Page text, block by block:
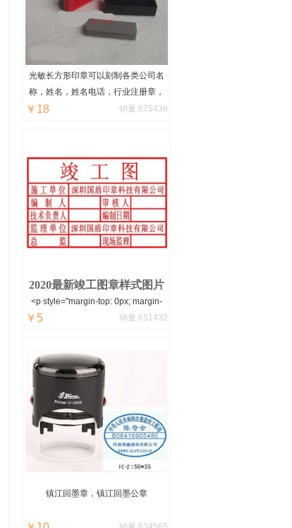
光敏长方形印章可以刻制各类公司名
称，姓名，姓名电话，行业注册章，
出图章章，转账付讫章，复印无效
计等，橡皮章在市面上最常见的印
章，使用范围也是非常之广的，制作
出来字迹清晰，不会变型，可以使用
上十年，也可以买个印章盒，携带方
便，怎么清洗呢？用牙刷和清水慢慢
刷下就可以了。
￥18 销量:675436
2020最新竣工图章样式图片
<p style="margin-top: 0px; margin-
bottom: 0px; padding: 0px; word-
102, 102); font-family: "microsoft
yahei
￥5 销量:651432
镇江回墨章， 镇江回墨公章